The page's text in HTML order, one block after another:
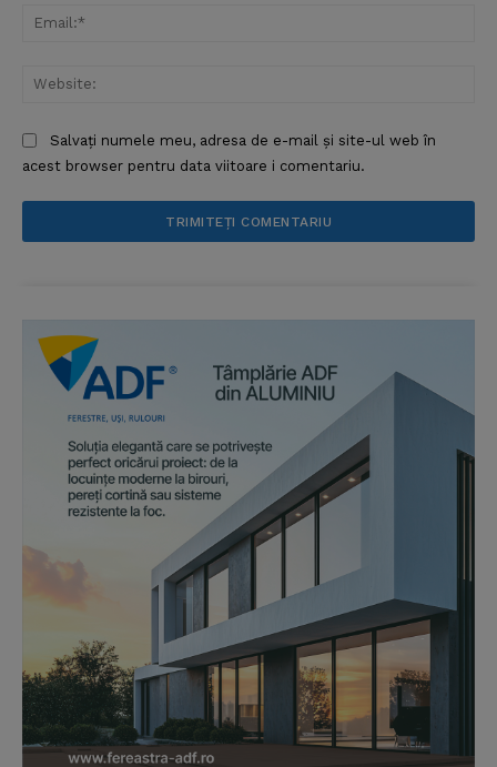
Salvați numele meu, adresa de e-mail și site-ul web în
acest browser pentru data viitoare i comentariu.